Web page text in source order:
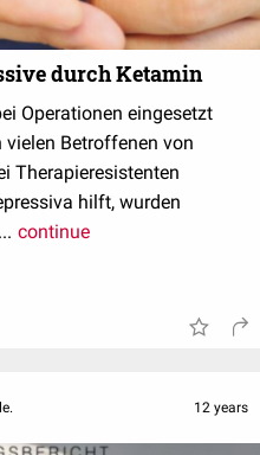
durch Ketamin
Operationen eingesetzt
Betroffenen von
Therapieresistenten
hilft, wurden
continue
12 years